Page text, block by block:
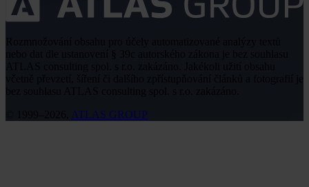
včetně převzetí, šíření či dalšího zpřístupňování článků a fotografií je
ATLAS GROUP